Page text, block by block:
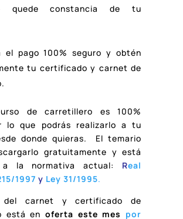
quede constancia de tu
el pago 100% seguro y obtén
tu certificado y carnet de
de carretillero es 100%
lo que podrás realizarlo a tu
donde quieras. El temario
gratuitamente y está
a la normativa actual:
Real
1997 y Ley 31/1995.
del carnet y certificado de
está en oferta este mes por